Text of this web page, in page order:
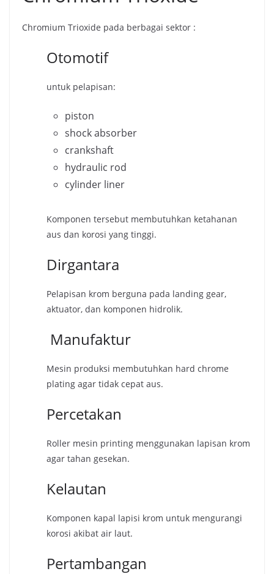
Chromium Trioxide pada berbagai sektor :
Otomotif
untuk pelapisan:
piston
shock absorber
crankshaft
hydraulic rod
cylinder liner
Komponen tersebut membutuhkan ketahanan
aus dan korosi yang tinggi.
Dirgantara
Pelapisan krom berguna pada landing gear,
aktuator, dan komponen hidrolik.
Manufaktur
Mesin produksi membutuhkan hard chrome
plating agar tidak cepat aus.
Percetakan
Roller mesin printing menggunakan lapisan krom
agar tahan gesekan.
Kelautan
Komponen kapal lapisi krom untuk mengurangi
korosi akibat air laut.
Pertambangan